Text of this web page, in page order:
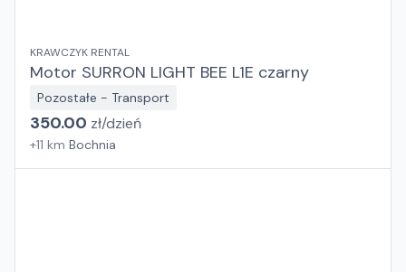
KRAWCZYK RENTAL
Motor SURRON LIGHT BEE L1E czarny
Pozostałe - Transport
350.00 zł/dzień
+11 km Bochnia